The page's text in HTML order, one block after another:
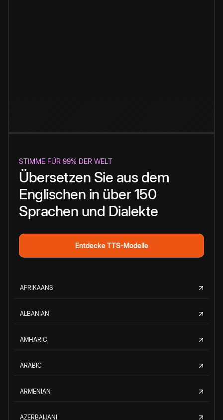
STIMME FÜR 99% DER WELT
Übersetzen Sie aus dem
Englischen in über 150
Sprachen und Dialekte
Entdecke TTS-Modelle
AFRIKAANS
ALBANIAN
AMHARIC
ARABIC
ARMENIAN
AZERBAIJANI